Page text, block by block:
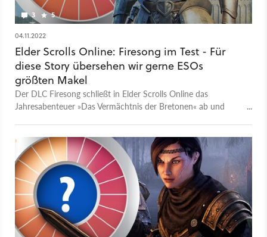
3 5
04.11.2022
Elder Scrolls Online: Firesong im Test - Für
diese Story übersehen wir gerne ESOs
größten Makel
Der DLC Firesong schließt in Elder Scrolls Online das
Jahresabenteuer »Das Vermächtnis der Bretonen« ab und
in unserem Test.